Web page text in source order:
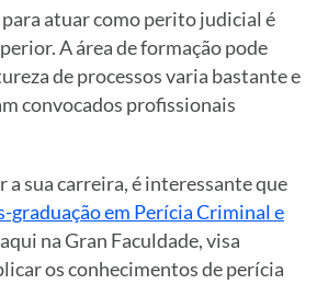
atuar como perito judicial é
A área de formação pode
de processos varia bastante e
convocados profissionais
a sua carreira, é interessante que
graduação em Perícia Criminal e
na Gran Faculdade, visa
os conhecimentos de perícia